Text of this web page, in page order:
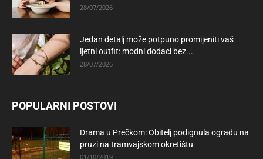
28/07/2026
Jedan detalj može potpuno promijeniti vaš
ljetni outfit: modni dodaci bez...
28/07/2026
POPULARNI POSTOVI
Drama u Prečkom: Obitelj podignula ogradu na
pruzi na tramvajskom okretištu
01/10/2019